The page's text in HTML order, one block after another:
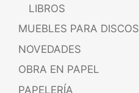
LIBROS
MUEBLES PARA DISCOS
NOVEDADES
OBRA EN PAPEL
PAPELERÍA